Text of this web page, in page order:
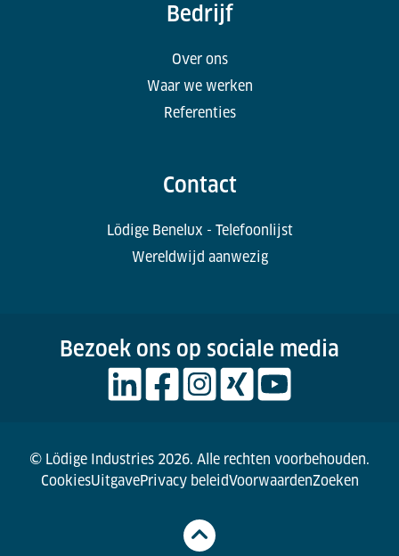
Bedrijf
Over ons
Waar we werken
Referenties
Contact
Lödige Benelux - Telefoonlijst
Wereldwijd aanwezig
Bezoek ons op sociale media
© Lödige Industries 2026. Alle rechten voorbehouden.
CookiesUitgavePrivacy beleidVoorwaardenZoeken